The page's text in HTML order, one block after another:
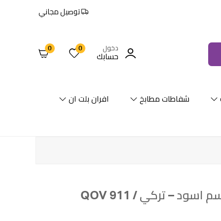
توصيل مجاني
دخول
حسابك
0
0
شفاطات مطابخ افران بلت ان